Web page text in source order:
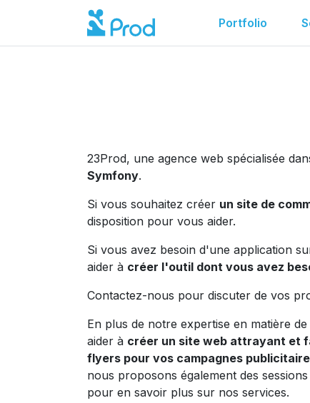
Portfolio
23Prod, une agence web spécialisée
Symfony.
Si vous souhaitez créer un site de
disposition pour vous aider.
Si vous avez besoin d'une application
aider à créer l'outil dont vous avez
Contactez-nous pour discuter de vos
En plus de notre expertise en matière
aider à créer un site web attrayant et
flyers pour vos campagnes
nous proposons également des
pour en savoir plus sur nos services.